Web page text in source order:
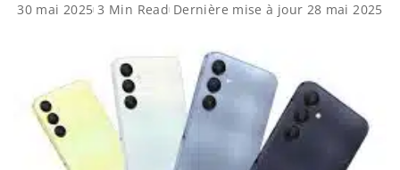
30 mai 2025 3 Min Read Dernière mise à jour 28 mai 2025